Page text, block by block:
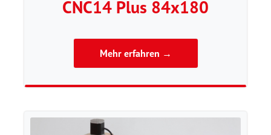
CNC14 Plus 84x180
Mehr erfahren →